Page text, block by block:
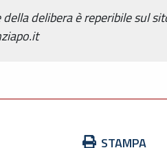
delibera è reperibile sul
STAMPA